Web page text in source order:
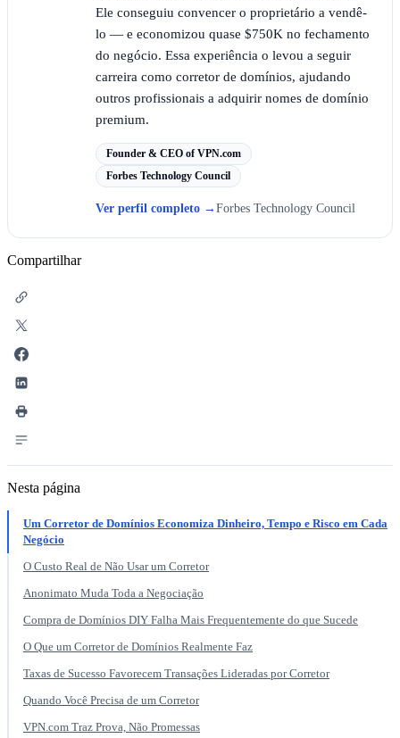
Ele conseguiu convencer o proprietário a vendê-
lo — e economizou quase $750K no fechamento
do negócio. Essa experiência o levou a seguir
carreira como corretor de domínios, ajudando
outros profissionais a adquirir nomes de domínio
premium.
Founder & CEO of VPN.com
Forbes Technology Council
Ver perfil completo → Forbes Technology Council
Compartilhar
Nesta página
Um Corretor de Domínios Economiza Dinheiro, Tempo e Risco em Cada
Negócio
O Custo Real de Não Usar um Corretor
Anonimato Muda Toda a Negociação
Compra de Domínios DIY Falha Mais Frequentemente do que Sucede
O Que um Corretor de Domínios Realmente Faz
Taxas de Sucesso Favorecem Transações Lideradas por Corretor
Quando Você Precisa de um Corretor
VPN.com Traz Prova, Não Promessas